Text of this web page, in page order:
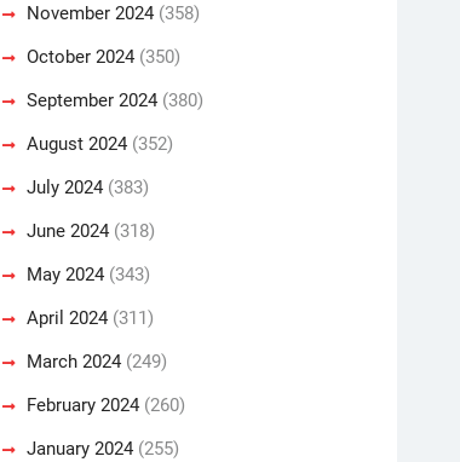
November 2024 (358)
October 2024 (350)
September 2024 (380)
August 2024 (352)
July 2024 (383)
June 2024 (318)
May 2024 (343)
April 2024 (311)
March 2024 (249)
February 2024 (260)
January 2024 (255)